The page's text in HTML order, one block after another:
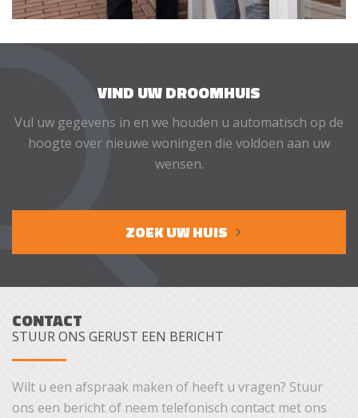
VIND UW DROOMHUIS
Vul uw gegevens in en we houden u automatisch op de
hoogte over nieuwe woningen die voldoen aan uw
wensen.
ZOEK UW HUIS
CONTACT
STUUR ONS GERUST EEN BERICHT
Wilt u een afspraak maken of heeft u vragen? Stuur
ons een bericht of neem telefonisch contact met ons